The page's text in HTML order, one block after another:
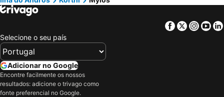
Alyki Hotéis na praia
Agios Stefanos Hotéis na praia
Agios Ioannis Hotéis na praia
Piso Livadi Hotéis na praia
Markopoulo Hotéis na praia
Chrissi Akti Hotéis na praia
Parasporos Hotéis na praia
Facebook
Twitter
Selecione o seu país
Adicionar no Google
Encontre facilmente os nossos
resultados: adicione o trivago como
fonte preferencial no Google.